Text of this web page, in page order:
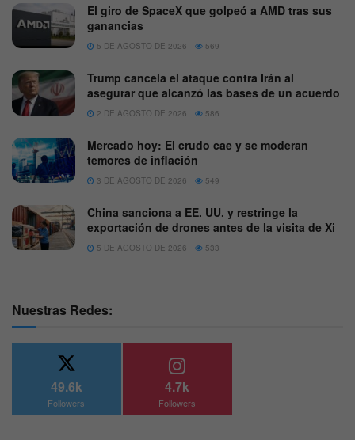
El giro de SpaceX que golpeó a AMD tras sus
ganancias
5 DE AGOSTO DE 2026 569
Trump cancela el ataque contra Irán al
asegurar que alcanzó las bases de un acuerdo
2 DE AGOSTO DE 2026 586
Mercado hoy: El crudo cae y se moderan
temores de inflación
3 DE AGOSTO DE 2026 549
China sanciona a EE. UU. y restringe la
exportación de drones antes de la visita de Xi
5 DE AGOSTO DE 2026 533
Nuestras Redes:
49.6k
Followers
4.7k
Followers